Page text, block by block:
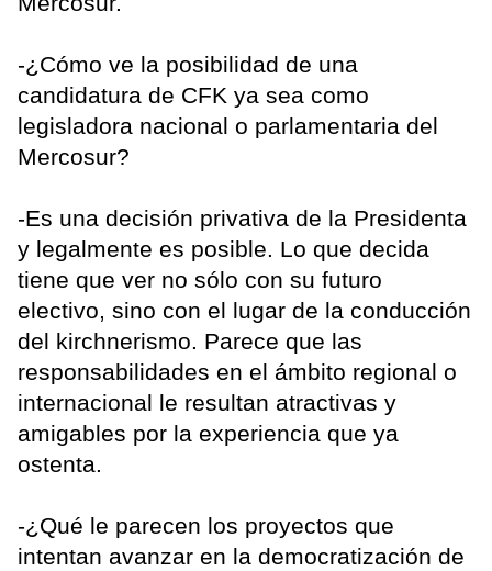
-¿Cómo ve la posibilidad de una
candidatura de CFK ya sea como
legisladora nacional o parlamentaria del
Mercosur?
-Es una decisión privativa de la Presidenta
y legalmente es posible. Lo que decida
tiene que ver no sólo con su futuro
electivo, sino con el lugar de la conducción
del kirchnerismo. Parece que las
responsabilidades en el ámbito regional o
internacional le resultan atractivas y
amigables por la experiencia que ya
ostenta.
-¿Qué le parecen los proyectos que
intentan avanzar en la democratización de